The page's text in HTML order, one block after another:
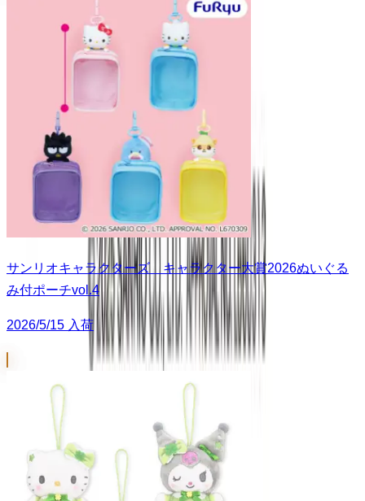
サンリオキャラクターズ キャラクター大賞2026ぬいぐる
み付ポーチvol.4
2026/5/15 入荷